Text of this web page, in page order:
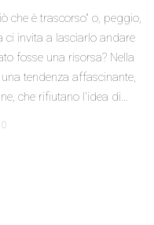
che è trascorso" o, peggio,
ci invita a lasciarlo andare
fosse una risorsa? Nella
tendenza affascinante,
che rifiutano l'idea di…
0